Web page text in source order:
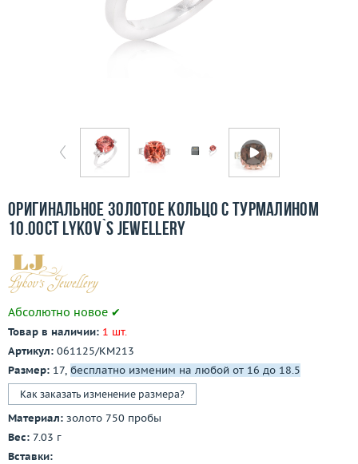
Бесплатная доставка
Контакты
Заказать звонок
Оригинальное золотое кольцо с турмалином
10.00ct Lykov`s Jewellery
Абсолютно новое ✔
Товар в наличии: 1 шт.
Артикул: 061125/КМ213
Размер: 17, бесплатно изменим на любой от 16 до 18.5
Как заказать изменение размера?
Материал: золото 750 пробы
Вес: 7.03 г
Вставки: